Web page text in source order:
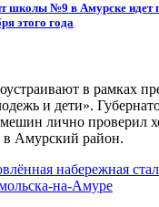
школы №9 в Амурске идет
этого года
в рамках
и дети».
лично проверил
в Амурский район.